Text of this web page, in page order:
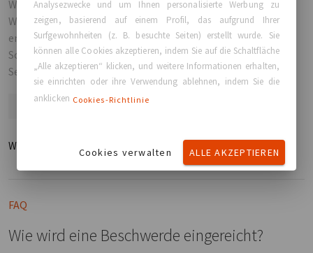
Wohlbefinden und beeinflusst Selbstvertrauen und
Widerstandsfähigkeit. Das Körperbild spielt ebenfalls eine
entscheidende Rolle, besonders angesichts der
Schönheitsstandards der Gesellschaft, die oft mit unserem
Selbstbild interferieren.
Identity BodyImage
Weiterlesen
FAQ
Wie wird eine Beschwerde eingereicht?
Analysezwecke und um Ihnen personalisierte Werbung zu
zeigen, basierend auf einem Profil, das aufgrund Ihrer
Surfgewohnheiten (z. B. besuchte Seiten) erstellt wurde. Sie
können alle Cookies akzeptieren, indem Sie auf die Schaltfläche
„Alle akzeptieren“ klicken, und weitere Informationen erhalten,
sie einrichten oder ihre Verwendung ablehnen, indem Sie die
anklicken Cookies-Richtlinie
Cookies verwalten ALLE AKZEPTIEREN